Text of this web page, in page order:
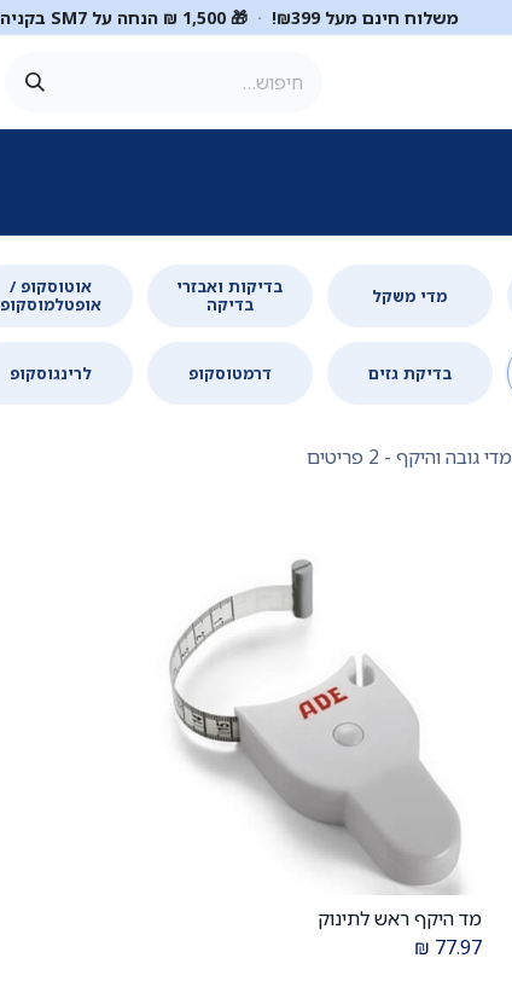
משלוח חינם מעל ₪399! · 🎁 1,500 ₪ הנחה על SM7 בקניה באתר בקוד
מדי משקל
בדיקות ואבזרי
בדיקה
אוטוסקופ /
אופטלמוסקופ
בדיקת גזים דרמטוסקופ לרינגוסקופ
מדי גובה והיקף - 2 פריטים
הוספה לעגלהמד היקף ראש לתינוק
77.97
₪